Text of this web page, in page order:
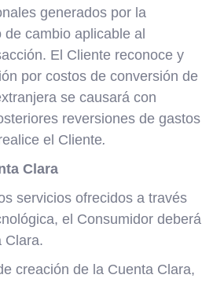
generados por la
cambio aplicable al
El Cliente reconoce y
por costos de conversión de
se causará con
reversiones de gastos
el Cliente.
Clara
servicios ofrecidos a través
el Consumidor deberá
Clara.
creación de la Cuenta Clara,